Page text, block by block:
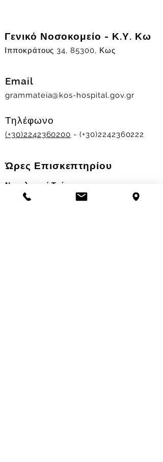
Γενικό Νοσοκομείο - Κ.Υ. Κω
Ιπποκράτους 34, 85300, Κως
Email
grammateia@kos-hospital.gov.gr
Τηλέφωνο
(+30)2242360200 - (+30)2242360222
Ώρες Επισκεπτηρίου
Νοσηλευτικά Τμήματα
Χειμερινό ωράριο: 11.00-13.00
17.30-19.30